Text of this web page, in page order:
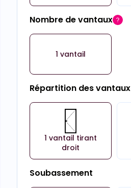
Nombre de vantaux
1 vantail
Répartition des vantaux
1 vantail tirant
droit
Soubassement